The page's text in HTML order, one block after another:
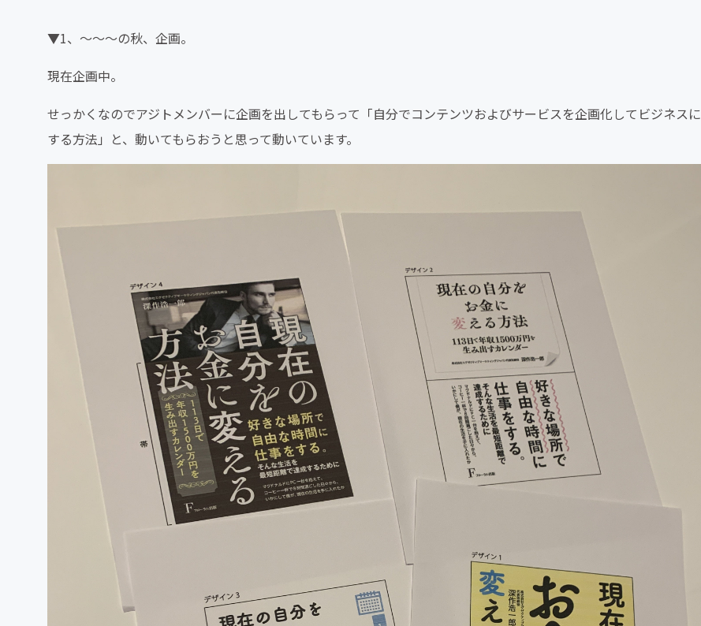
▼1、〜〜〜の秋、企画。
現在企画中。
せっかくなのでアジトメンバーに企画を出してもらって「自分でコンテンツおよびサービスを企画化してビジネスに
する方法」と、動いてもらおうと思って動いています。